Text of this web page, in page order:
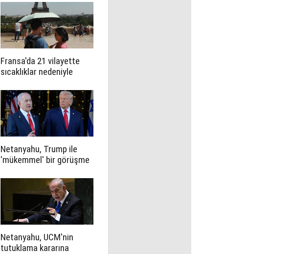
Fransa'da 21 vilayette
sıcaklıklar nedeniyle
Netanyahu, Trump ile
'mükemmel' bir görüşme
savundu
Netanyahu, UCM'nin
tutuklama kararına